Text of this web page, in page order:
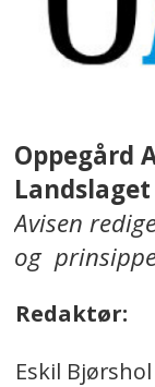
Oppegård
Avisen
og
Redaktør:
Eskil Bjørshol